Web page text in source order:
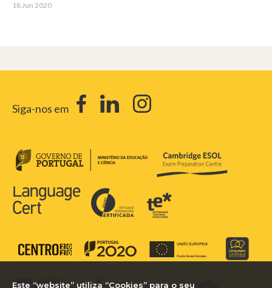
18 Jun 2020
Siga-nos em
Este “website” utiliza “Cookies” para o seu